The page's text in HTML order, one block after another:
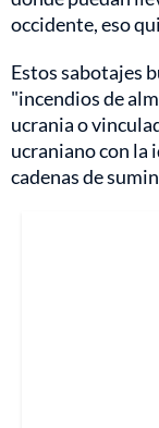
occidente, eso
Estos sabotajes
"incendios de
ucrania o
ucraniano con la
cadenas de